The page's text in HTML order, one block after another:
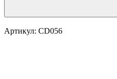
Артикул: CD056